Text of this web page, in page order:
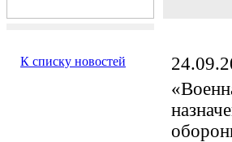
К списку новостей